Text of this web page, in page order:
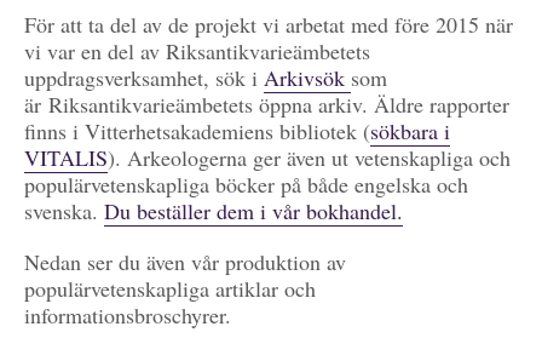
För att ta del av de projekt vi arbetat med före 2015 när
vi var en del av Riksantikvarieämbetets
uppdragsverksamhet, sök i Arkivsök som
är Riksantikvarieämbetets öppna arkiv. Äldre rapporter
finns i Vitterhetsakademiens bibliotek (sökbara i
VITALIS). Arkeologerna ger även ut vetenskapliga och
populärvetenskapliga böcker på både engelska och
svenska. Du beställer dem i vår bokhandel.
Nedan ser du även vår produktion av
populärvetenskapliga artiklar och
informationsbroschyrer.